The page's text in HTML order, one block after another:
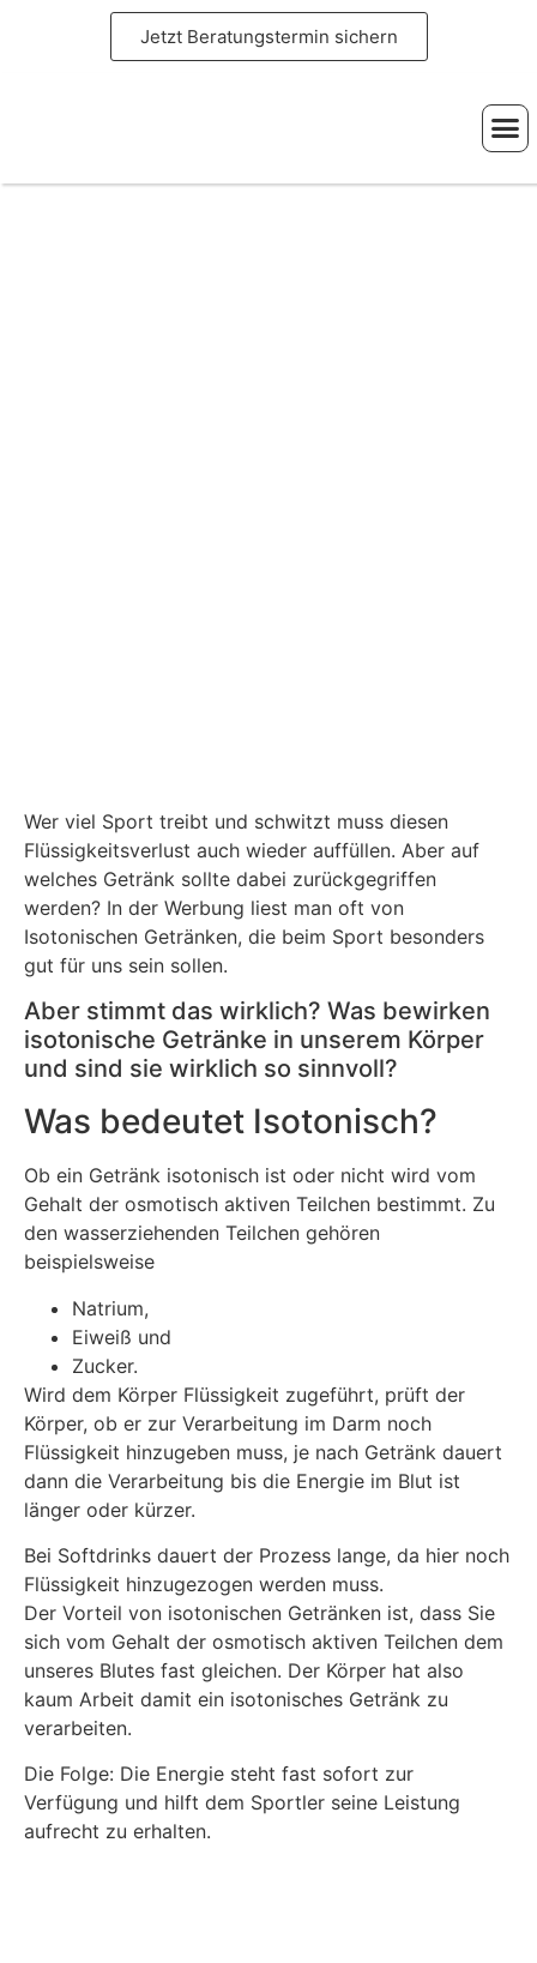
Jetzt Beratungstermin sichern
Wer viel Sport treibt und schwitzt muss diesen
Flüssigkeitsverlust auch wieder auffüllen. Aber auf
welches Getränk sollte dabei zurückgegriffen
werden? In der Werbung liest man oft von
Isotonischen Getränken, die beim Sport besonders
gut für uns sein sollen.
Aber stimmt das wirklich? Was bewirken
isotonische Getränke in unserem Körper
und sind sie wirklich so sinnvoll?
Was bedeutet Isotonisch?
Ob ein Getränk isotonisch ist oder nicht wird vom
Gehalt der osmotisch aktiven Teilchen bestimmt. Zu
den wasserziehenden Teilchen gehören
beispielsweise
Natrium,
Eiweiß und
Zucker.
Wird dem Körper Flüssigkeit zugeführt, prüft der
Körper, ob er zur Verarbeitung im Darm noch
Flüssigkeit hinzugeben muss, je nach Getränk dauert
dann die Verarbeitung bis die Energie im Blut ist
länger oder kürzer.
Bei Softdrinks dauert der Prozess lange, da hier noch
Flüssigkeit hinzugezogen werden muss.
Der Vorteil von isotonischen Getränken ist, dass Sie
sich vom Gehalt der osmotisch aktiven Teilchen dem
unseres Blutes fast gleichen. Der Körper hat also
kaum Arbeit damit ein isotonisches Getränk zu
verarbeiten.
Die Folge: Die Energie steht fast sofort zur
Verfügung und hilft dem Sportler seine Leistung
aufrecht zu erhalten.